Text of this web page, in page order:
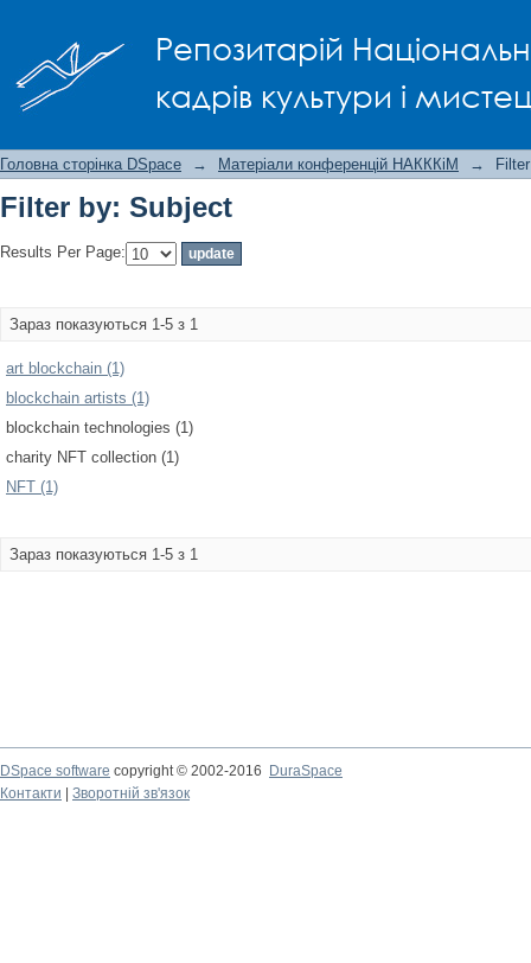
Репозитарій
кадрів культури і
Головна сторінка DSpace → Матеріали конференцій НАКККіМ →
Filter by: Subject
Results Per Page:
Зараз показуються 1-5 з 1
art blockchain (1)
blockchain artists (1)
blockchain technologies (1)
charity NFT collection (1)
NFT (1)
Зараз показуються 1-5 з 1
DSpace software copyright © 2002-2016
DuraSpace
Контакти
Зворотній зв'язок